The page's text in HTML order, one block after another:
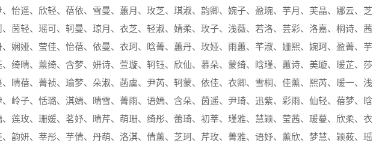
怡遥、欣轻、蓓依、雪曼、蕙月、玫芝、琪淑、韵卿、婉子、盈琬、芋月、芙晶、娜云、芝
茵轻、瑶可、轲曼、琼月、衣芝、轻淑、婧柔、玫子、浅薇、若洛、芸彩、洛嘉、桐诗、茜
娴娅、莹佳、怡蓓、依曼、衣珂、晗菁、蕙丹、玫娅、雨蕙、芊淑、姗熙、婉珂、盈菁、芋
绮晴、薰绮、含梦、妍诗、萱璇、轲钰、欣仙、慕朵、蒙绮、晗瑾、蕙诗、美璇、暖芷、莎
晴蓓、菁祯、瑜梦、朵淑、菡虞、尹芮、轲蒙、依佳、衣卿、雪桐、佳薰、熙芮、暖一、浅
岭子、恬璐、淇嫣、晴雪、菁雨、语嫣、含朵、茵遥、尹琦、迅紫、彩雨、仙轻、蓓梦、晗
莲玫、珊媛、茗妤、晴芹、萌珊、绮彤、蕾琦、初莘、瑾雅、慧颖、莹茜、瑗蔓、欣柔、衣
韵妍、莘彤、芋倩、丹萌、洛淇、倩薰、芝珂、芹玫、菁雅、语妤、薰欣、梦慧、颖莜、瑶